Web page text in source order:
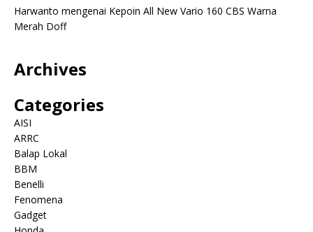
Harwanto mengenai Kepoin All New Vario 160 CBS Warna
Merah Doff
Archives
Categories
AISI
ARRC
Balap Lokal
BBM
Benelli
Fenomena
Gadget